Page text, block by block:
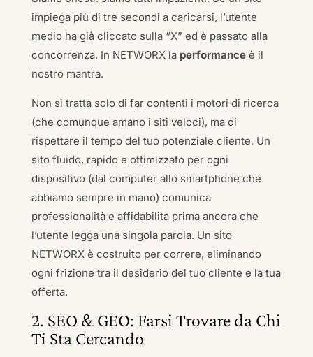
impiega più di tre secondi a caricarsi, l’utente
medio ha già cliccato sulla “X” ed è passato alla
concorrenza. In NETWORX la performanceè il
nostro mantra.
Non si tratta solo di far contenti i motori di ricerca
(che comunque amano i siti veloci), ma di
rispettare il tempo del tuo potenziale cliente. Un
sito fluido, rapido e ottimizzato per ogni
dispositivo (dal computer allo smartphone che
abbiamo sempre in mano) comunica
professionalità e affidabilità prima ancora che
l’utente legga una singola parola. Un sito
NETWORX è costruito per correre, eliminando
ogni frizione tra il desiderio del tuo cliente e la tua
offerta.
2. SEO & GEO: Farsi Trovare da Chi
Ti Sta Cercando